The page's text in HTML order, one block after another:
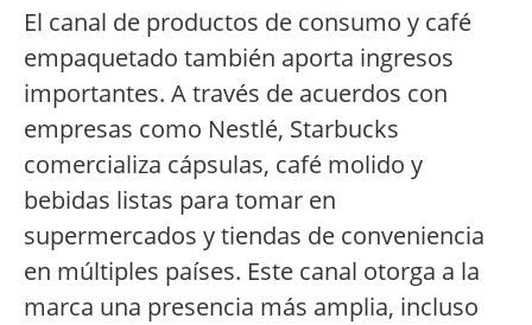
El canal de productos de consumo y café
empaquetado también aporta ingresos
importantes. A través de acuerdos con
empresas como Nestlé, Starbucks
comercializa cápsulas, café molido y
bebidas listas para tomar en
supermercados y tiendas de conveniencia
en múltiples países. Este canal otorga a la
marca una presencia más amplia, incluso